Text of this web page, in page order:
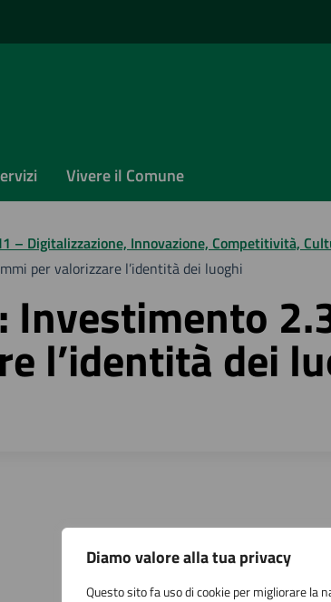
Diamo valore alla tua privacy
Questo sito fa uso di cookie per migliorare la
Vivere il Comune
– Digitalizzazione, Innovazione, Competitività,
per valorizzare l’identità dei luoghi
Investimento
l’identità dei